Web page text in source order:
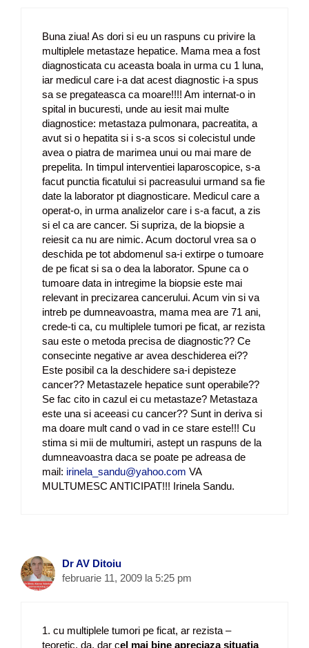
Buna ziua! As dori si eu un raspuns cu privire la
multiplele metastaze hepatice. Mama mea a fost
diagnosticata cu aceasta boala in urma cu 1 luna,
iar medicul care i-a dat acest diagnostic i-a spus
sa se pregateasca ca moare!!!! Am internat-o in
spital in bucuresti, unde au iesit mai multe
diagnostice: metastaza pulmonara, pacreatita, a
avut si o hepatita si i s-a scos si colecistul unde
avea o piatra de marimea unui ou mai mare de
prepelita. In timpul interventiei laparoscopice, s-a
facut punctia ficatului si pacreasului urmand sa fie
date la laborator pt diagnosticare. Medicul care a
operat-o, in urma analizelor care i s-a facut, a zis
si el ca are cancer. Si supriza, de la biopsie a
reiesit ca nu are nimic. Acum doctorul vrea sa o
deschida pe tot abdomenul sa-i extirpe o tumoare
de pe ficat si sa o dea la laborator. Spune ca o
tumoare data in intregime la biopsie este mai
relevant in precizarea cancerului. Acum vin si va
intreb pe dumneavoastra, mama mea are 71 ani,
crede-ti ca, cu multiplele tumori pe ficat, ar rezista
sau este o metoda precisa de diagnostic?? Ce
consecinte negative ar avea deschiderea ei??
Este posibil ca la deschidere sa-i depisteze
cancer?? Metastazele hepatice sunt operabile??
Se fac cito in cazul ei cu metastaze? Metastaza
este una si aceeasi cu cancer?? Sunt in deriva si
ma doare mult cand o vad in ce stare este!!! Cu
stima si mii de multumiri, astept un raspuns de la
dumneavoastra daca se poate pe adreasa de
mail: irinela_sandu@yahoo.com VA
MULTUMESC ANTICIPAT!!! Irinela Sandu.
Dr AV Ditoiu
februarie 11, 2009 la 5:25 pm
1. cu multiplele tumori pe ficat, ar rezista –
teoretic, da, dar cel mai bine apreciaza situatia